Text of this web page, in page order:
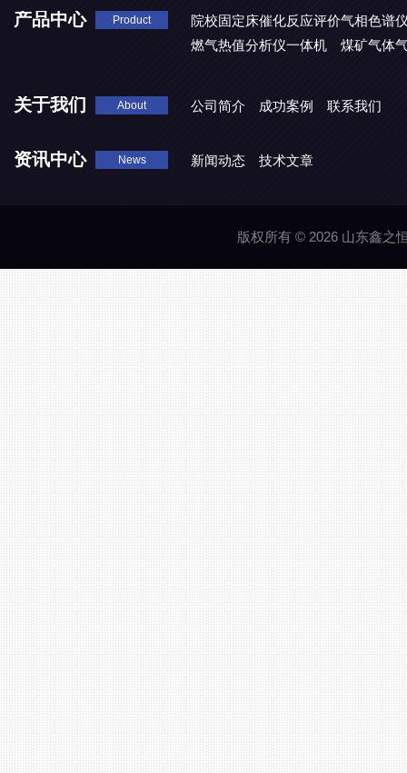
产品中心 Product
院校固定床催化反应评价气相色谱
燃气热值分析仪一体机
煤矿气体
关于我们 About 公司简介 成功案例 联系我们
资讯中心 News 新闻动态 技术文章
版权所有 © 2026 山东鑫之